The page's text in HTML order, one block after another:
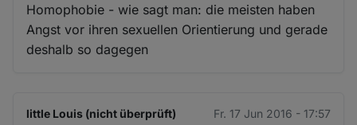
Homophobie - wie sagt man: die meisten haben
Angst vor ihren sexuellen Orientierung und gerade
deshalb so dagegen
little Louis (nicht überprüft) Fr. 17 Jun 2016 - 17:57